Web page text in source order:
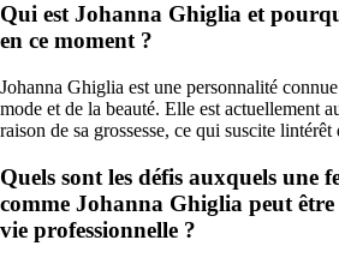
Qui est Johanna Ghiglia et
en ce moment ?
Johanna Ghiglia est une personnalité
mode et de la beauté. Elle est actuellement
raison de sa grossesse, ce qui suscite
Quels sont les défis auxquels une
comme Johanna Ghiglia peut être
vie professionnelle ?